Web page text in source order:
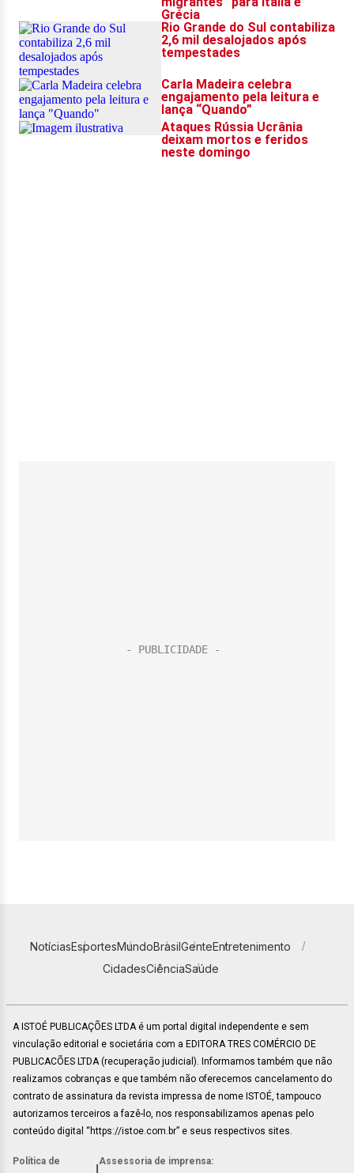
NotíciasEsportesMundoBrasilGenteEntretenimento
CidadesCiênciaSaúde
A ISTOÉ PUBLICAÇÕES LTDA é um portal digital independente e sem
vinculação editorial e societária com a EDITORA TRES COMÉRCIO DE
PUBLICACÕES LTDA (recuperação judicial). Informamos também que não
realizamos cobranças e que também não oferecemos cancelamento do
contrato de assinatura da revista impressa de nome ISTOÉ, tampouco
autorizamos terceiros a fazê-lo, nos responsabilizamos apenas pelo
conteúdo digital “https://istoe.com.br” e seus respectivos sites.
Política de
Assessoria de imprensa: